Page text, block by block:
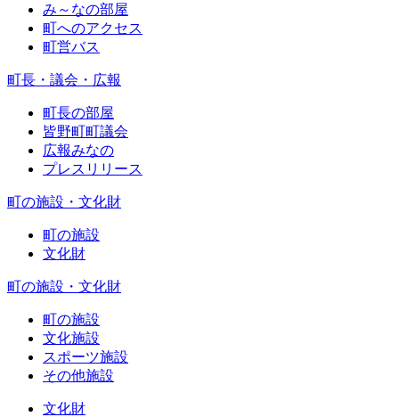
み～なの部屋
町へのアクセス
町営バス
町長・議会・広報
町長の部屋
皆野町町議会
広報みなの
プレスリリース
町の施設・文化財
町の施設
文化財
町の施設・文化財
町の施設
文化施設
スポーツ施設
その他施設
文化財